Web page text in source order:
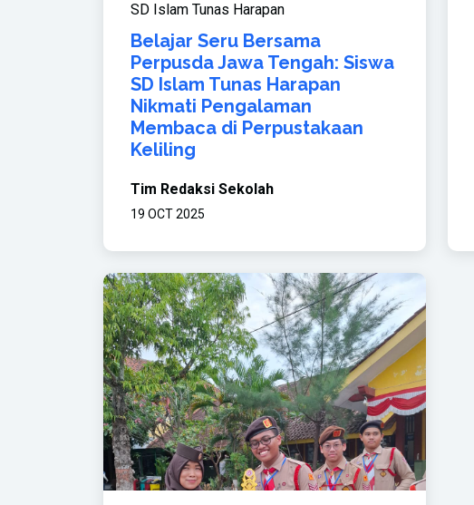
SD Islam Tunas Harapan
Belajar Seru Bersama
Perpusda Jawa Tengah: Siswa
SD Islam Tunas Harapan
Nikmati Pengalaman
Membaca di Perpustakaan
Keliling
Tim Redaksi Sekolah
19 OCT 2025